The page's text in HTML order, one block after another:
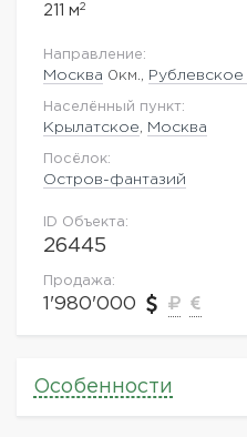
211 м2
Направление:
Москва 0км.,
Населённый пункт:
Крылатское Москва
Посёлок:
Остров-фантазий
ID Объекта:
26445
Продажа:
1'980'000
Особенности